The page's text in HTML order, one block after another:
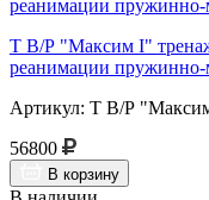
Т В/Р "Максим I"
реанимации пружинно-
Артикул: Т В/Р
56800
В корзину